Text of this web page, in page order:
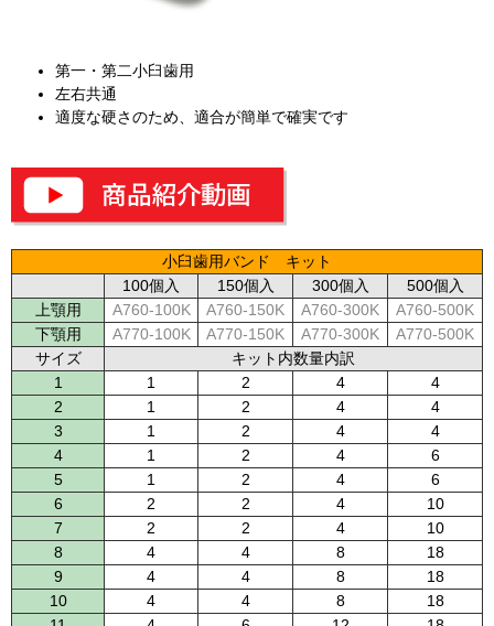
第一・第二小臼歯用
左右共通
適度な硬さのため、適合が簡単で確実です
小臼歯用バンド キット
100個入
150個入 300個入
500個入
上顎用
A760-100K A760-150K A760-300K
A760-500K
下顎用
A770-100K A770-150K A770-300K
A770-500K
サイズ
キット内数量内訳
1
1 2 4
4
2
1 2 4
4
3
1 2 4
4
4
1 2 4
6
5
1 2 4
6
6
2 2 4
10
7
2 2 4
10
8
4 4 8
18
9
4 4 8
18
10
4 4 8
18